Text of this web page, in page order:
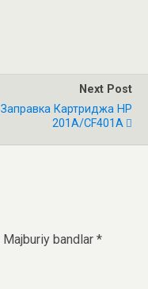
Next Post
Заправка Картриджа HP
201A/CF401A
Majburiy bandlar *